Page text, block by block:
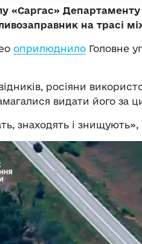
«Саргас»
на трасі
оприлюднило Головне
росіяни
видати його за
знаходять і